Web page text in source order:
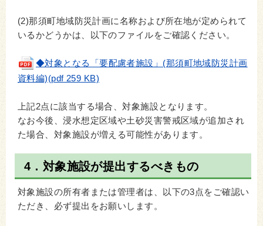
(2)那須町地域防災計画に名称および所在地が定められて
いるかどうかは、以下のファイルをご確認ください。
◆対象となる「要配慮者施設」(那須町地域防災計画
資料編)(pdf 259 KB)
上記2点に該当する場合、対象施設となります。
なお今後、浸水想定区域や土砂災害警戒区域が追加され
た場合、対象施設が増える可能性があります。
4．対象施設が提出するべきもの
対象施設の所有者または管理者は、以下の3点をご確認い
ただき、必ず提出をお願いします。